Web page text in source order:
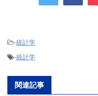
-統計学
-統計学
関連記事